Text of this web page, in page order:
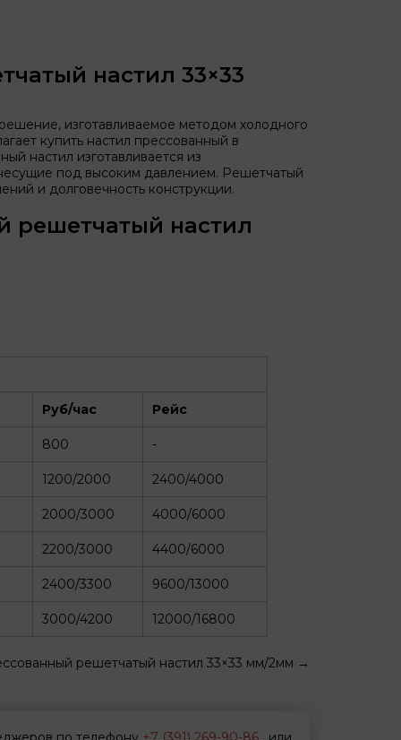
настил 33×33
изготавливаемое методом холодного
купить настил прессованный в
настил изготавливается из
под высоким давлением. Решетчатый
и долговечность конструкции.
решетчатый настил
Руб/час Рейс
800 -
1200/2000 2400/4000
2000/3000 4000/6000
2200/3000 4400/6000
2400/3300 9600/13000
3000/4200 12000/16800
решетчатый настил 33×33 мм/2мм →